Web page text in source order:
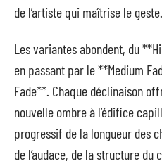
de l’artiste qui maîtrise le geste.
Les variantes abondent, du
en passant par le **Medium
Fade**. Chaque déclinaison
nouvelle ombre à l’édifice
progressif de la longueur des
de l’audace, de la structure